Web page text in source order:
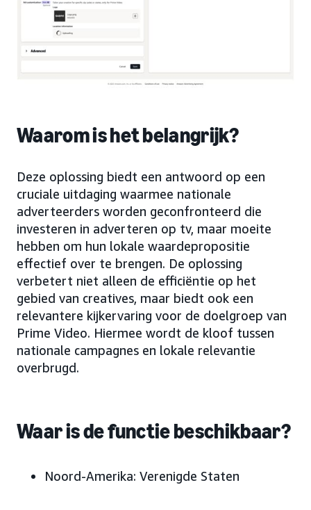
Waarom is het belangrijk?
Deze oplossing biedt een antwoord op een
cruciale uitdaging waarmee nationale
adverteerders worden geconfronteerd die
investeren in adverteren op tv, maar moeite
hebben om hun lokale waardepropositie
effectief over te brengen. De oplossing
verbetert niet alleen de efficiëntie op het
gebied van creatives, maar biedt ook een
relevantere kijkervaring voor de doelgroep van
Prime Video. Hiermee wordt de kloof tussen
nationale campagnes en lokale relevantie
overbrugd.
Waar is de functie beschikbaar?
Noord-Amerika: Verenigde Staten